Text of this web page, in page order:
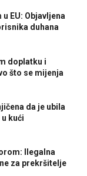
EU: Objavljena
duhana
doplatku i
što se mijenja
da je ubila
kući
Ilegalna
za prekršitelje